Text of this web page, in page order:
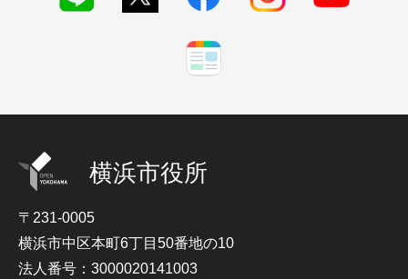
横浜市役所
〒231-0005
横浜市中区本町6丁目50番地の10
法人番号：3000020141003